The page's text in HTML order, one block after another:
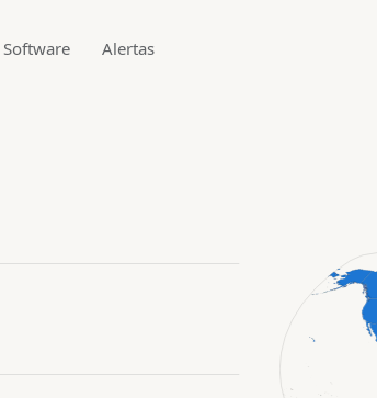
Software Alertas